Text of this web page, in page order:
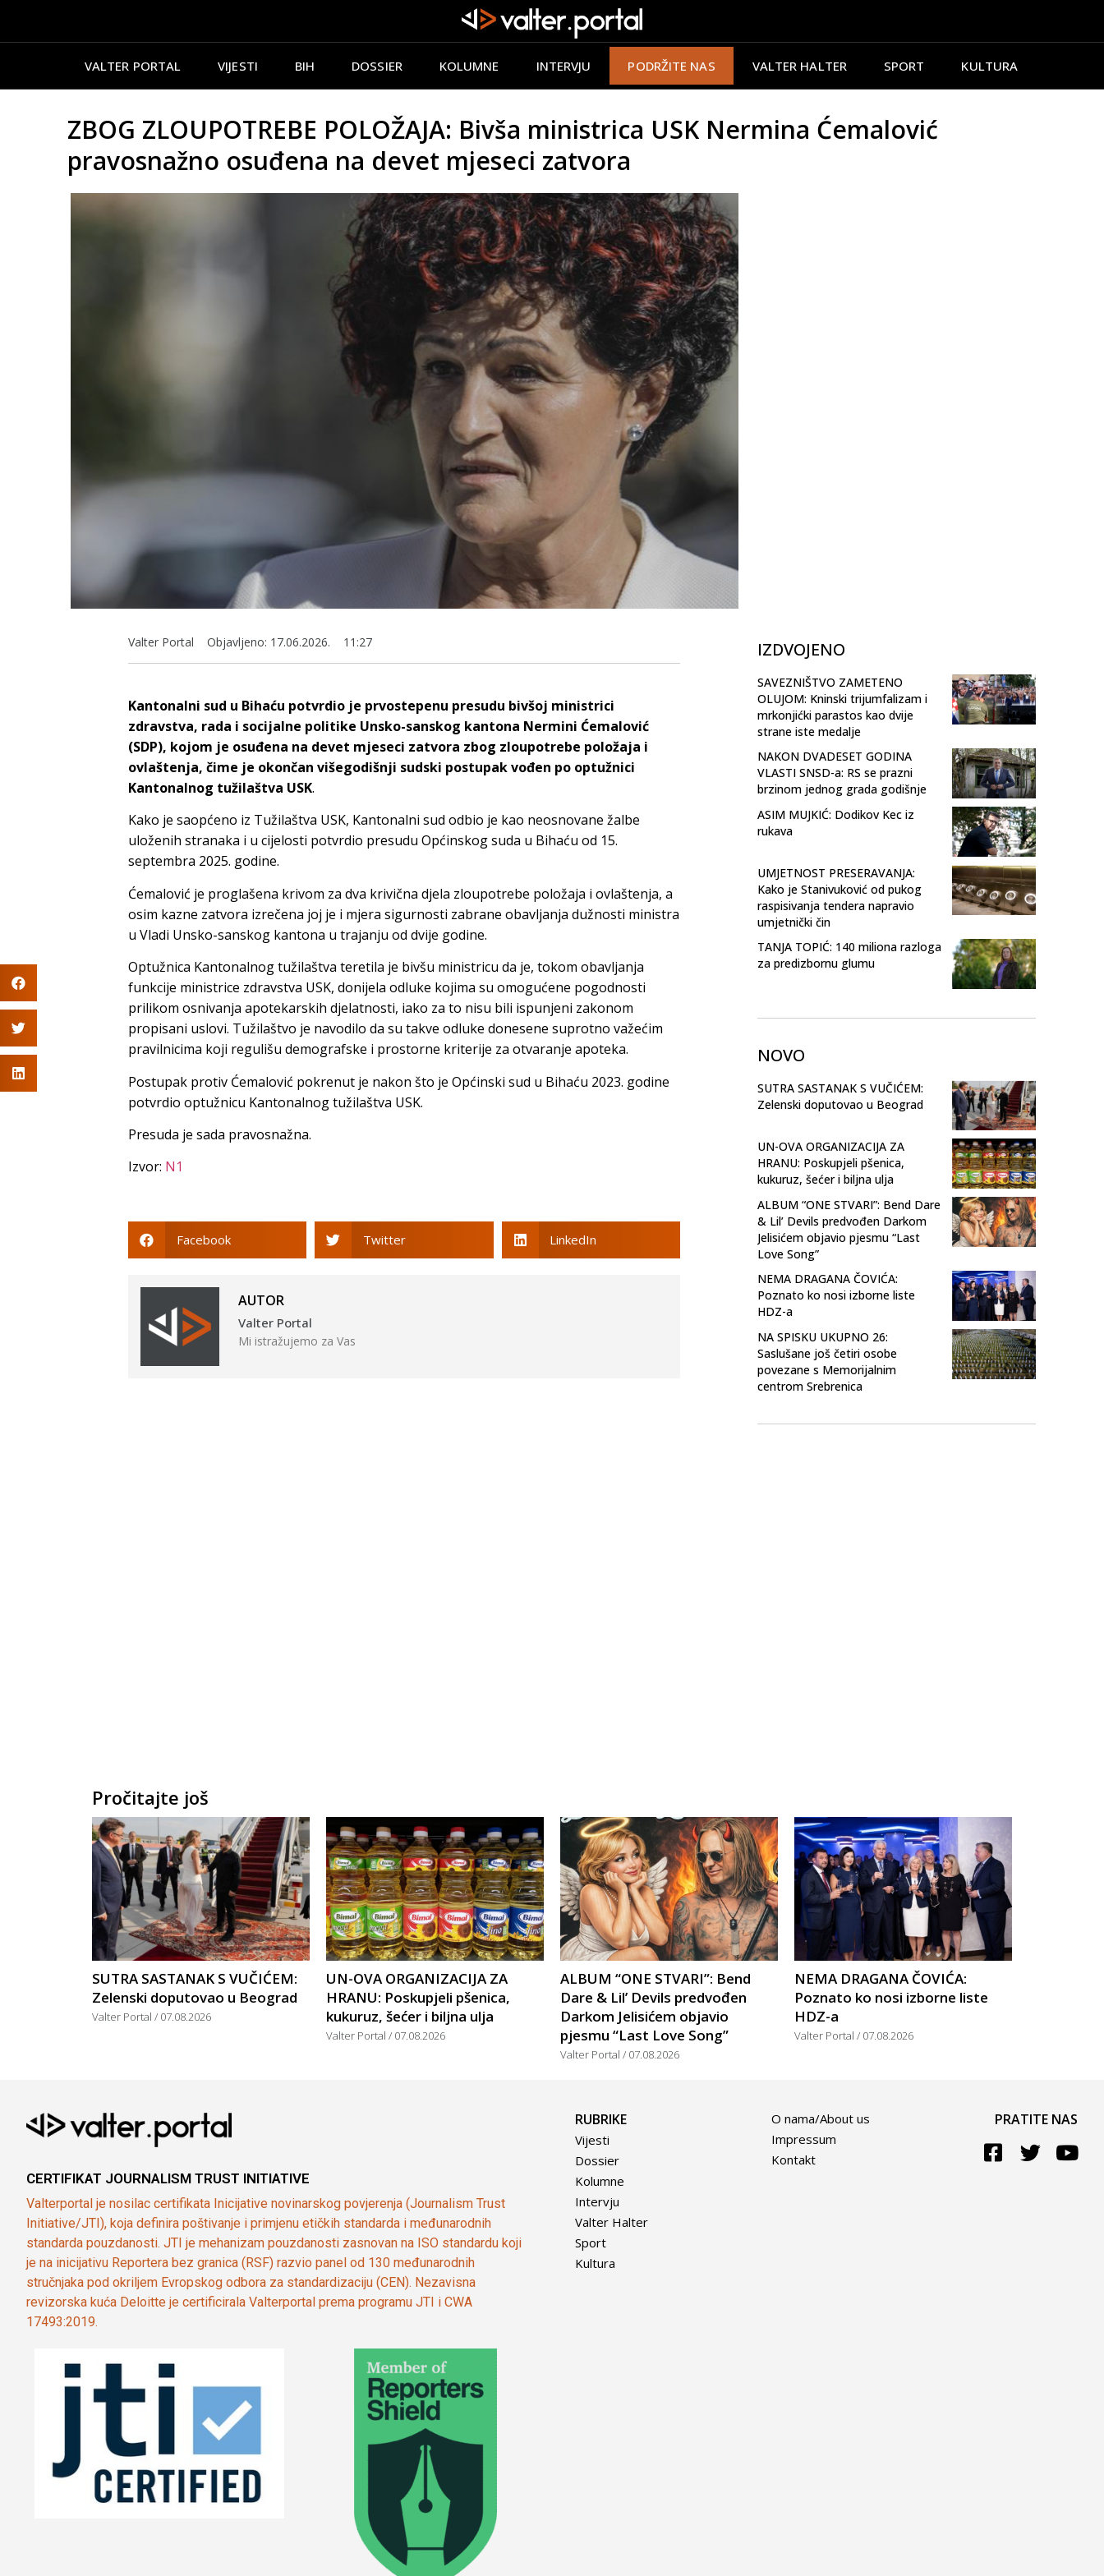
VALTER PORTAL VIJESTI BIH DOSSIER KOLUMNE INTERVJU PODRŽITE NAS VALTER HALTER SPORT KULTURA
ZBOG ZLOUPOTREBE POLOŽAJA: Bivša ministrica USK Nermina Ćemalović
pravosnažno osuđena na devet mjeseci zatvora
Valter Portal Objavljeno: 17.06.2026. 11:27
Kantonalni sud u Bihaću potvrdio je prvostepenu presudu bivšoj ministrici
zdravstva, rada i socijalne politike Unsko-sanskog kantona Nermini Ćemalović
(SDP), kojom je osuđena na devet mjeseci zatvora zbog zloupotrebe položaja i
ovlaštenja, čime je okončan višegodišnji sudski postupak vođen po optužnici
Kantonalnog tužilaštva USK.
Kako je saopćeno iz Tužilaštva USK, Kantonalni sud odbio je kao neosnovane žalbe
uloženih stranaka i u cijelosti potvrdio presudu Općinskog suda u Bihaću od 15.
septembra 2025. godine.
Ćemalović je proglašena krivom za dva krivična djela zloupotrebe položaja i ovlaštenja, a
osim kazne zatvora izrečena joj je i mjera sigurnosti zabrane obavljanja dužnosti ministra
u Vladi Unsko-sanskog kantona u trajanju od dvije godine.
Optužnica Kantonalnog tužilaštva teretila je bivšu ministricu da je, tokom obavljanja
funkcije ministrice zdravstva USK, donijela odluke kojima su omogućene pogodnosti
prilikom osnivanja apotekarskih djelatnosti, iako za to nisu bili ispunjeni zakonom
propisani uslovi. Tužilaštvo je navodilo da su takve odluke donesene suprotno važećim
pravilnicima koji regulišu demografske i prostorne kriterije za otvaranje apoteka.
Postupak protiv Ćemalović pokrenut je nakon što je Općinski sud u Bihaću 2023. godine
potvrdio optužnicu Kantonalnog tužilaštva USK.
Presuda je sada pravosnažna.
Izvor: N1
Facebook Twitter LinkedIn
AUTOR
Valter Portal
Mi istražujemo za Vas
IZDVOJENO
SAVEZNIŠTVO ZAMETENO
OLUJOM: Kninski trijumfalizam i
mrkonjićki parastos kao dvije
strane iste medalje
NAKON DVADESET GODINA
VLASTI SNSD-a: RS se prazni
brzinom jednog grada godišnje
ASIM MUJKIĆ: Dodikov Kec iz
rukava
UMJETNOST PRESERAVANJA:
Kako je Stanivuković od pukog
raspisivanja tendera napravio
umjetnički čin
TANJA TOPIĆ: 140 miliona razloga
za predizbornu glumu
NOVO
SUTRA SASTANAK S VUČIĆEM:
Zelenski doputovao u Beograd
UN-OVA ORGANIZACIJA ZA
HRANU: Poskupjeli pšenica,
kukuruz, šećer i biljna ulja
ALBUM “ONE STVARI”: Bend Dare
& Lil’ Devils predvođen Darkom
Jelisićem objavio pjesmu “Last
Love Song”
NEMA DRAGANA ČOVIĆA:
Poznato ko nosi izborne liste
HDZ-a
NA SPISKU UKUPNO 26:
Saslušane još četiri osobe
povezane s Memorijalnim
centrom Srebrenica
Pročitajte još
SUTRA SASTANAK S VUČIĆEM:
Zelenski doputovao u Beograd
Valter Portal 07.08.2026
UN-OVA ORGANIZACIJA ZA
HRANU: Poskupjeli pšenica,
kukuruz, šećer i biljna ulja
Valter Portal 07.08.2026
ALBUM “ONE STVARI”: Bend
Dare & Lil’ Devils predvođen
Darkom Jelisićem objavio
pjesmu “Last Love Song”
Valter Portal 07.08.2026
NEMA DRAGANA ČOVIĆA:
Poznato ko nosi izborne liste
HDZ-a
Valter Portal 07.08.2026
CERTIFIKAT JOURNALISM TRUST INITIATIVE
Valterportal je nosilac certifikata Inicijative novinarskog povjerenja (Journalism Trust
Initiative/JTI), koja definira poštivanje i primjenu etičkih standarda i međunarodnih
standarda pouzdanosti. JTI je mehanizam pouzdanosti zasnovan na ISO standardu koji
je na inicijativu Reportera bez granica (RSF) razvio panel od 130 međunarodnih
stručnjaka pod okriljem Evropskog odbora za standardizaciju (CEN). Nezavisna
revizorska kuća Deloitte je certificirala Valterportal prema programu JTI i CWA
17493:2019.
RUBRIKE
Vijesti
Dossier
Kolumne
Intervju
Valter Halter
Sport
Kultura
O nama/About us
Impressum
Kontakt
PRATITE NAS